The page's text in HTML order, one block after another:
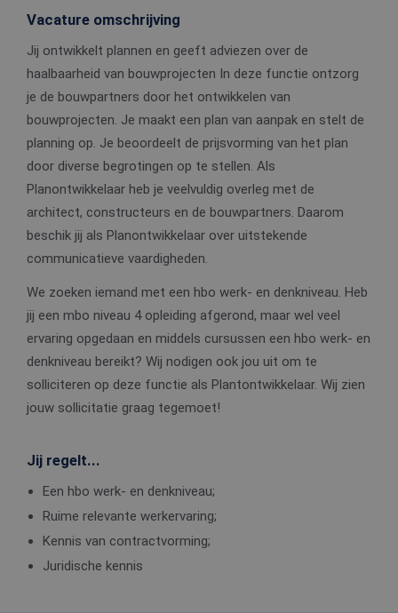
Vacature omschrijving
Jij ontwikkelt plannen en geeft adviezen over de
haalbaarheid van bouwprojecten In deze functie ontzorg
je de bouwpartners door het ontwikkelen van
bouwprojecten. Je maakt een plan van aanpak en stelt de
planning op. Je beoordeelt de prijsvorming van het plan
door diverse begrotingen op te stellen. Als
Planontwikkelaar heb je veelvuldig overleg met de
architect, constructeurs en de bouwpartners. Daarom
beschik jij als Planontwikkelaar over uitstekende
communicatieve vaardigheden.
We zoeken iemand met een hbo werk- en denkniveau. Heb
jij een mbo niveau 4 opleiding afgerond, maar wel veel
ervaring opgedaan en middels cursussen een hbo werk- en
denkniveau bereikt? Wij nodigen ook jou uit om te
solliciteren op deze functie als Plantontwikkelaar. Wij zien
jouw sollicitatie graag tegemoet!
Jij regelt...
Een hbo werk- en denkniveau;
Ruime relevante werkervaring;
Kennis van contractvorming;
Juridische kennis